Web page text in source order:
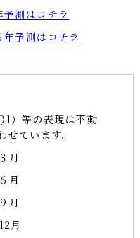
測はコチラ
予測はコチラ
）等の表現は不動
ています。
月
月
月
月